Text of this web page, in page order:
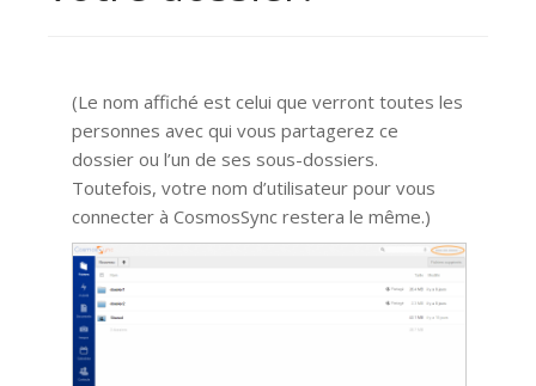
(Le nom affiché est celui que verront toutes les
personnes avec qui vous partagerez ce
dossier ou l’un de ses sous-dossiers.
Toutefois, votre nom d’utilisateur pour vous
connecter à CosmosSync restera le même.)